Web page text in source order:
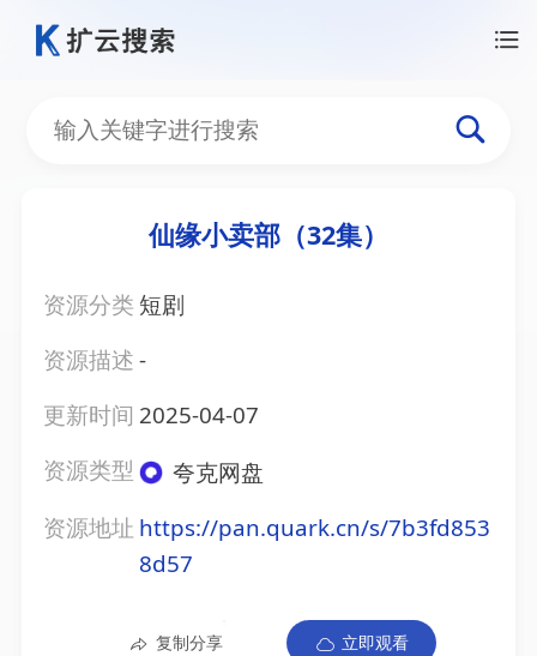
仙缘小卖部（32集）
资源分类 短剧
资源描述-
更新时间 2025-04-07
资源类型
夸克网盘
资源地址 https://pan.quark.cn/s/7b3fd853
8d57
复制分享 立即观看